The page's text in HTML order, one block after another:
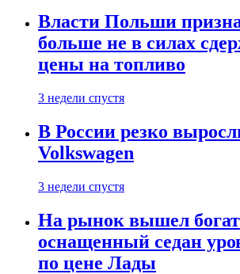
Власти Польши
больше не в силах
цены на топливо
3 недели спустя
В России резко
Volkswagen
3 недели спустя
На рынок вышел
оснащенный седан
по цене Лады